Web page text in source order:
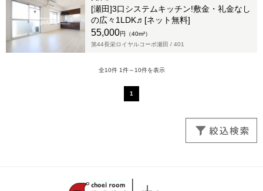
[瀬田]3口システムキッチン!敷金・礼金なし
の広々1LDK♬[ネット無料]
55,000円（40m²）
第44長栄ロイヤルコーポ瀬田 / 401
全10件 1件～10件を表示
1